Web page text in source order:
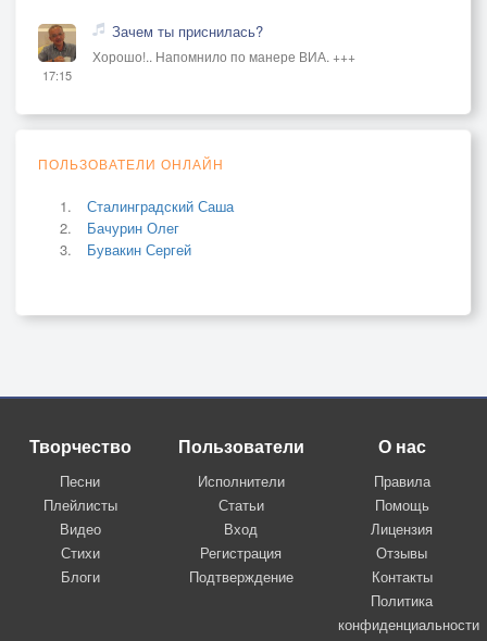
17:15
Зачем ты приснилась?
Хорошо!.. Напомнило по манере ВИА. +++
ПОЛЬЗОВАТЕЛИ ОНЛАЙН
Сталинградский Саша
Бачурин Олег
Бувакин Сергей
Творчество
Песни
Плейлисты
Видео
Стихи
Блоги
Пользователи
Исполнители
Статьи
Вход
Регистрация
Подтверждение
О нас
Правила
Помощь
Лицензия
Отзывы
Контакты
Политика
конфиденциальности